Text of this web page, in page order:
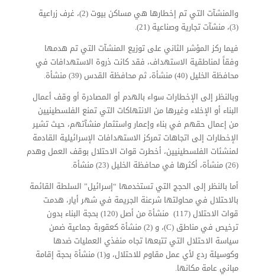
والمنشآت التي تم إخطارها هي مساكن بيوت (2)، غرف زراعية
(3)، منشآت تجارية وصناعية (21).
فيما ركز المؤشر الثاني على توزيع المنشآت التي تم هدمها
وفقاً لمناطقية الاستهداف، فقد كانت ذروة الاستهدافات في
محافظة الخليل (40) منشأة، ثم محافظة القدس (39) منشأة.
وبالنظر إلى الإخطارات سواء بالهدم أو المصادرة أو وقف أعمال
البناء أو الإخلاء وغيرها من الانتهاكات التي تمنع الفلسطينيين
من إعمال حقهم في بناء وإعمار واستثمار منشآتهم، حيث تشير
الإخطارات إلى اتجاهات تمركز الاستهدافات الإسرائيلية القادمة
لمنشئات الفلسطينيين، أخطرت قوات الاحتلال بوقف العمل وهدم
(26) منشأة، أكثرها في محافظة الخليل (23) منشأة.
أما بالنظر إلى الحجج التي تستخدمها “إسرائيل” السلطة القائمة
بالاحتلال في محاولتها شرعنة الجريمة في شهر أيار، هدمت
قوات الاحتلال (117) منشأة من أصل (120) بحجة البناء بدون
ترخيص في مناطق (C)، و (2) منشأة كعقوبة جماعية ضمن
سياسة الاحتلال التي تتبعها تجاه منفذي العمليات ضدها
وكوسيلة ردع لأي عمل مقاوم للاحتلال، و(1) منشأة بحجة إقامة
مباني عامة مكانها.